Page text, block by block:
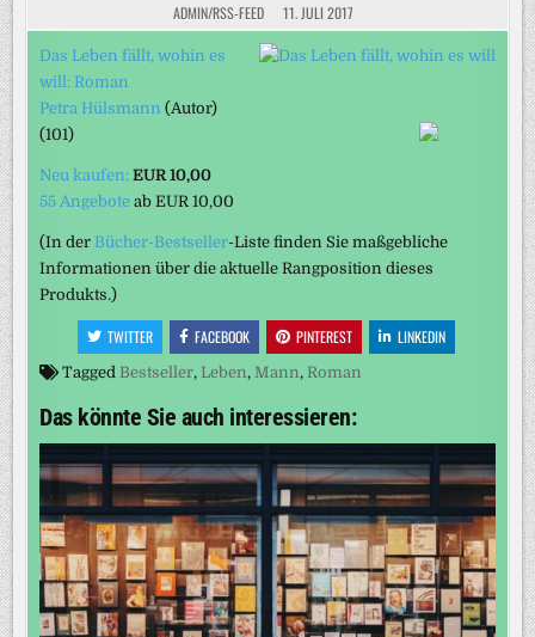
ADMIN/RSS-FEED 11. JULI 2017
Das Leben fällt, wohin es
will: Roman
Petra Hülsmann (Autor)
(101)
Neu kaufen:EUR 10,00
55 Angebote abEUR 10,00
(In der Bücher-Bestseller-Liste finden Sie maßgebliche
Informationen über die aktuelle Rangposition dieses
Produkts.)
TWITTER FACEBOOK PINTEREST LINKEDIN
Tagged Bestseller, Leben, Mann, Roman
Das könnte Sie auch interessieren: